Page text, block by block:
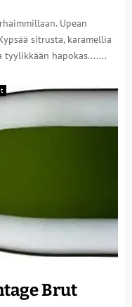
Upean
sitrusta, karamellia
tyylikkään hapokas.......
Brut